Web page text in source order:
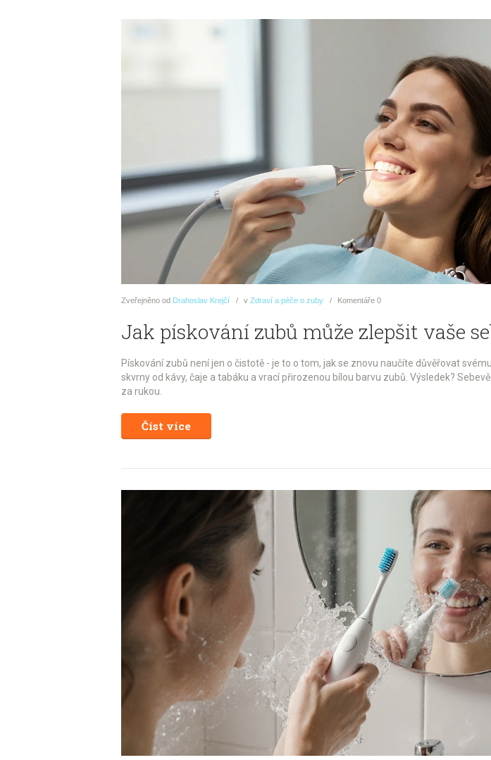
Zveřejněno od Drahoslav Krejčí v Zdraví a péče o zuby Komentáře 0
Jak pískování zubů může zlepšit vaše
Pískování zubů není jen o čistotě - je to o tom, jak se znovu naučíte důvěřovat
skvrny od kávy, čaje a tabáku a vrací přirozenou bílou barvu zubů. Výsledek?
za rukou.
Číst více